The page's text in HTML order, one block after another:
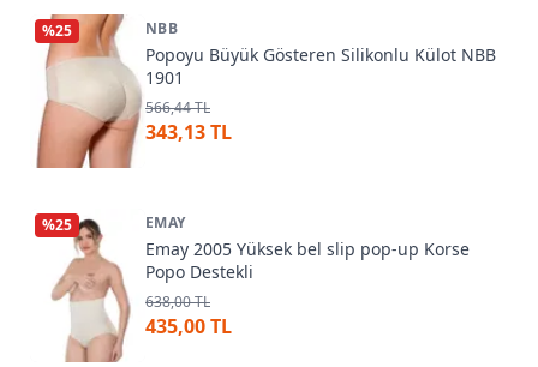
%25 NBB
Popoyu Büyük Gösteren Silikonlu Külot NBB
1901
566,44 TL
343,13 TL
%25 EMAY
Emay 2005 Yüksek bel slip pop-up Korse
Popo Destekli
638,00 TL
435,00 TL